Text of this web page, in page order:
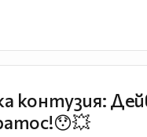
контузия: